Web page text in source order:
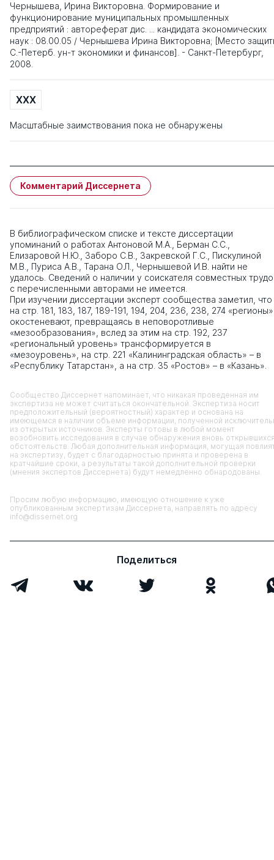
Чернышева, Ирина Викторовна. Формирование и
функционирование муниципальных промышленных
предприятий : автореферат дис. ... кандидата экономических
наук : 08.00.05 / Чернышева Ирина Викторовна; [Место
С.-Петерб. ун-т экономики и финансов]. - Санкт-Петербург,
2008.
XXX
Масштабные заимствования пока не обнаружены
Комментарий Диссернета
В библиографическом списке и тексте диссертации
упоминаний о работах Антоновой М.А., Берман С.С.,
Елизаровой Н.Ю., Заборо С.В., Закревской Г.С., Пискулиной
М.В., Пуриса А.В., Тарана О.Л., Чернышевой И.В. найти не
удалось. Сведений о наличии у соискателя совместных
с перечисленными авторами не имеется.
При изучении диссертации эксперт сообщества заметил, что
на стр. 181, 183, 187, 189-191, 194, 204, 236, 238, 274 «регионы»
окостеневают, превращаясь в неповоротливые
«мезообразования», вслед за этим на стр. 192, 237
«региональный уровень» трансформируется в
«мезоуровень», на стр. 221 «Калининградская область» – в
«Республику Татарстан», а на стр. 35 «Ростов» – в «Казань».
Сообщество Диссернет напоминает, что никакая проведенная им
экспертиза не может считаться окончательной. Экспертиза носит
предположительный (вероятностный) характер и основана на
имеющемся в наличии объеме информации, полученной
из открытых источников. Эксперты готовы в любой момент
возобновить исследования в случае обнаружения вновь
обстоятельств. Любая дополнительная информация, могущая
на экспертизу, будет с благодарностью принята и проверена в
кратчайшие сроки, а результаты такой дополнительной проверки
(мнения экспертов Диссернета) будут немедленно обнародованы.
Просим любую информацию, имеющую отношение к уже
опубликованным экспертизам Диссернета, направлять по адресу
info@dissernet.org
Поделиться